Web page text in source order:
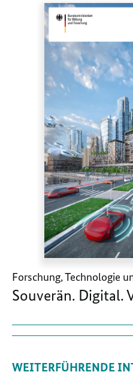
Forschung, Technologie
Souverän. Digital.
WEITERFÜHRENDE